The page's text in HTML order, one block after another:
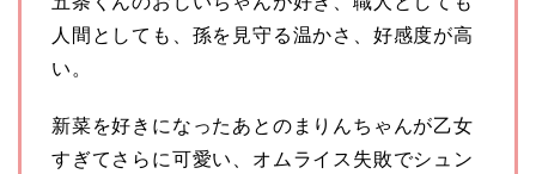
人間としても、孫を見守る温かさ、好感度が高
い。
新菜を好きになったあとのまりんちゃんが乙女
すぎてさらに可愛い、オムライス失敗でシュン